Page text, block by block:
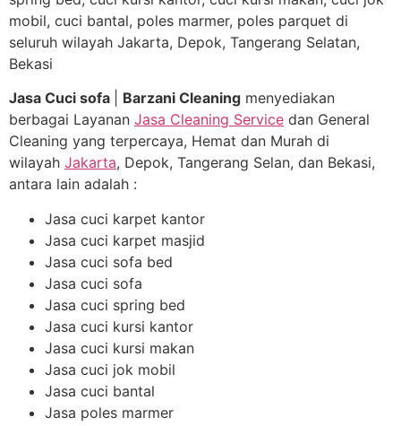
mobil, cuci bantal, poles marmer, poles parquet di
seluruh wilayah Jakarta, Depok, Tangerang Selatan,
Bekasi
Jasa Cuci sofa
Barzani Cleaning menyediakan
berbagai Layanan Jasa Cleaning Service dan General
Cleaning yang terpercaya, Hemat dan Murah di
wilayah Jakarta, Depok, Tangerang Selan, dan Bekasi,
antara lain adalah :
Jasa cuci karpet kantor
Jasa cuci karpet masjid
Jasa cuci sofa bed
Jasa cuci sofa
Jasa cuci spring bed
Jasa cuci kursi kantor
Jasa cuci kursi makan
Jasa cuci jok mobil
Jasa cuci bantal
Jasa poles marmer